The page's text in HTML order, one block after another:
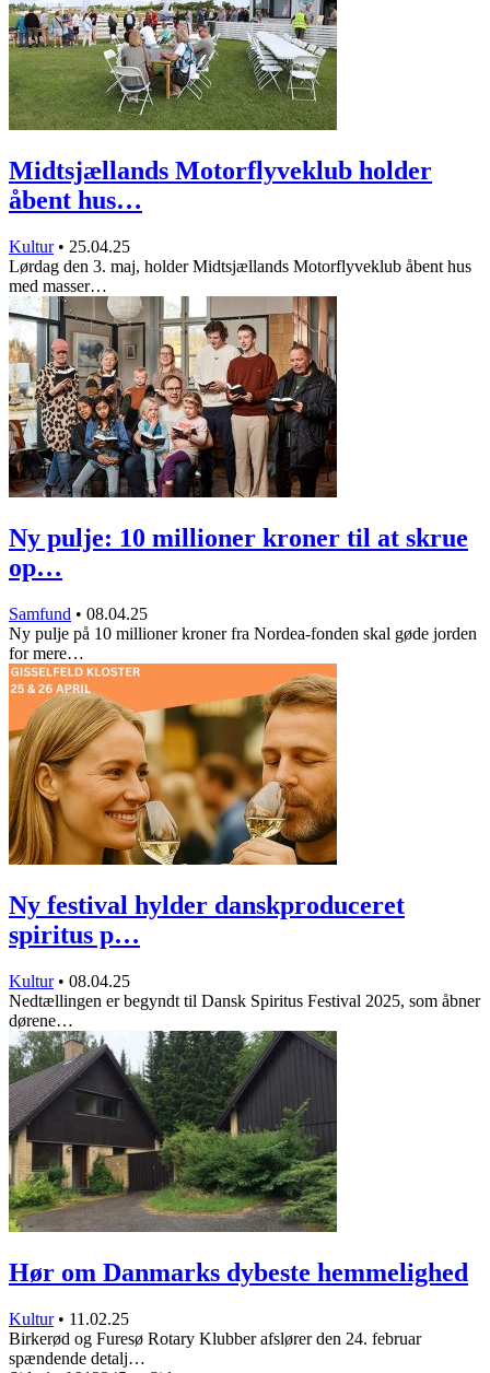
Midtsjællands Motorflyveklub holder
åbent hus…
Kultur • 25.04.25
Lørdag den 3. maj, holder Midtsjællands Motorflyveklub åbent hus
med masser…
Ny pulje: 10 millioner kroner til at skrue
op…
Samfund • 08.04.25
Ny pulje på 10 millioner kroner fra Nordea-fonden skal gøde jorden
for mere…
Ny festival hylder danskproduceret
spiritus p…
Kultur • 08.04.25
Nedtællingen er begyndt til Dansk Spiritus Festival 2025, som åbner
dørene…
Hør om Danmarks dybeste hemmelighed
Kultur • 11.02.25
Birkerød og Furesø Rotary Klubber afslører den 24. februar
spændende detalj…